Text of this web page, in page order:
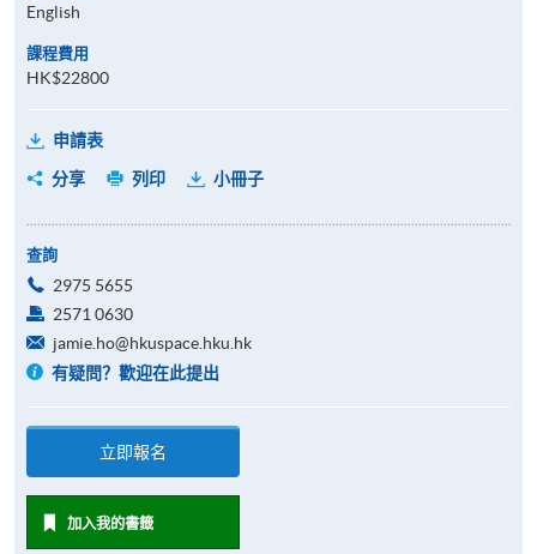
English
課程費用
HK$22800
申請表
分享
列印 小冊子
查詢
2975 5655
2571 0630
jamie.ho@hkuspace.hku.hk
有疑問？歡迎在此提出
立即報名
加入我的書籤